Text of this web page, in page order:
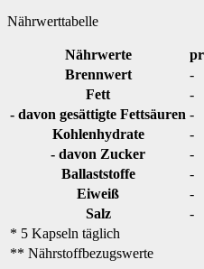
Nährwerttabelle
Nährwerte
Brennwert
-
Fett
-
- davon gesättigte Fettsäuren -
Kohlenhydrate
-
- davon Zucker
-
Ballaststoffe
-
Eiweiß
-
Salz
-
* 5 Kapseln täglich
** Nährstoffbezugswerte